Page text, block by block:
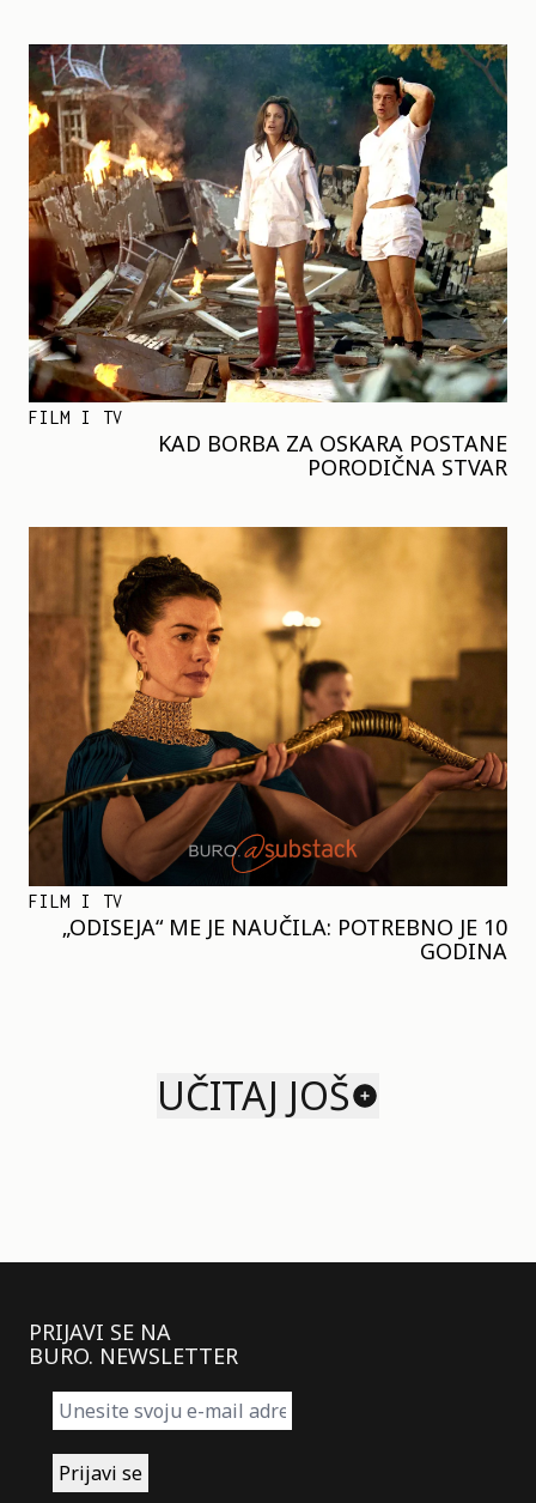
FILM I TV
KAD BORBA ZA OSKARA POSTANE
PORODIČNA STVAR
FILM I TV
„ODISEJA“ ME JE NAUČILA: POTREBNO JE 10
GODINA
UČITAJ JOŠ
PRIJAVI SE NA
BURO. NEWSLETTER